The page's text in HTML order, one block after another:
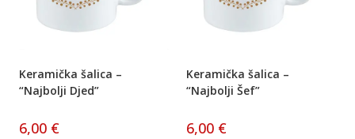
Keramička šalica –
“Najbolji Djed”
6,00 €
Keramička šalica –
“Najbolji Šef”
6,00 €